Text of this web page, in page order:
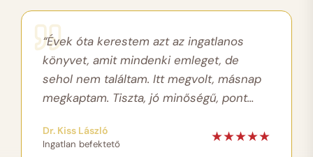
“Évek óta kerestem azt az ingatlanos
könyvet, amit mindenki emleget, de
sehol nem találtam. Itt megvolt, másnap
megkaptam. Tiszta, jó minőségű, pont
Dr. Kiss László
Ingatlan befektető ★★★★★